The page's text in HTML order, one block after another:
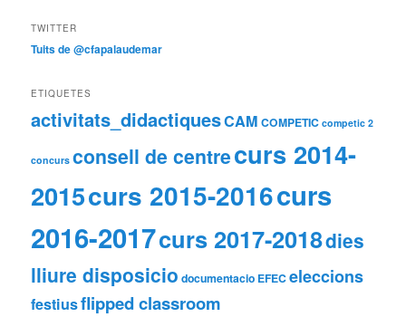
TWITTER
Tuits de @cfapalaudemar
ETIQUETES
activitats_didactiquesCAM COMPETIC competic 2
concurs consell de centrecurs 2014-
2015curs 2015-2016curs
2016-2017curs 2017-2018dies
lliure disposicio documentacio EFECeleccions
festiusflipped classroom